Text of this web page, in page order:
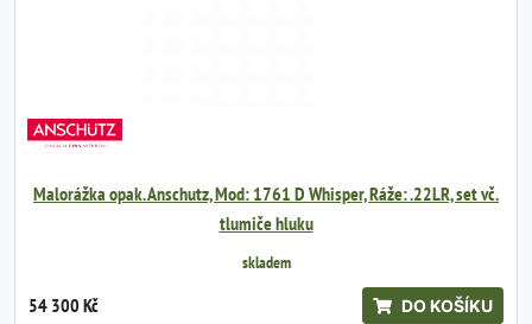
Malorážka opak. Anschutz, Mod: 1761 D Whisper, Ráže: .22LR, set vč.
tlumiče hluku
skladem
54 300 Kč DO KOŠÍKU